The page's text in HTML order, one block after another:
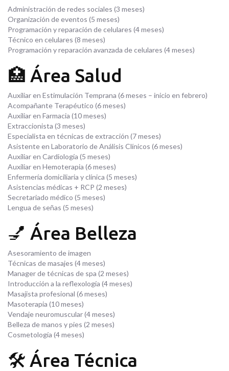
Administración de redes sociales (3 meses)
Organización de eventos (5 meses)
Programación y reparación de celulares (4 meses)
Técnico en celulares (8 meses)
Programación y reparación avanzada de celulares (4 meses)
🏥 Área Salud
Auxiliar en Estimulación Temprana (6 meses – inicio en febrero)
Acompañante Terapéutico (6 meses)
Auxiliar en Farmacia (10 meses)
Extraccionista (3 meses)
Especialista en técnicas de extracción (7 meses)
Asistente en Laboratorio de Análisis Clínicos (6 meses)
Auxiliar en Cardiología (5 meses)
Auxiliar en Hemoterapia (6 meses)
Enfermería domiciliaria y clínica (5 meses)
Asistencias médicas + RCP (2 meses)
Secretariado médico (5 meses)
Lengua de señas (5 meses)
💅 Área Belleza
Asesoramiento de imagen
Técnicas de masajes (4 meses)
Manager de técnicas de spa (2 meses)
Introducción a la reflexología (4 meses)
Masajista profesional (6 meses)
Masoterapia (10 meses)
Vendaje neuromuscular (4 meses)
Belleza de manos y pies (2 meses)
Cosmetología (4 meses)
🛠️ Área Técnica